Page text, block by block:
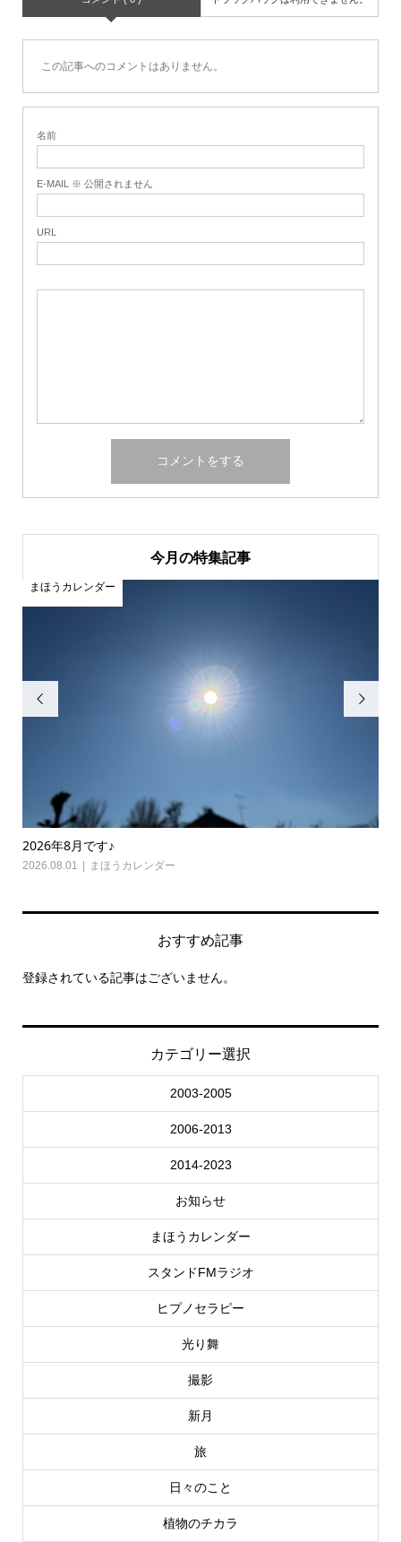
この記事へのコメントはありません。
名前
E-MAIL ※ 公開されません
URL
今月の特集記事

2026年8月です♪
2026.08.01 まほうカレンダー
まほうカレンダー

おすすめ記事
登録されている記事はございません。
カテゴリー選択
2003-2005
2006-2013
2014-2023
お知らせ
まほうカレンダー
スタンドFMラジオ
ヒプノセラピー
光り舞
撮影
新月
旅
日々のこと
植物のチカラ